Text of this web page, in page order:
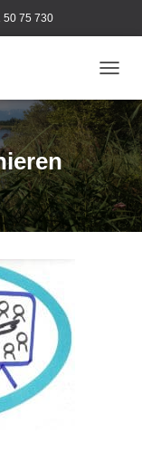
50 75 730
A
V
I
G
A
T
O